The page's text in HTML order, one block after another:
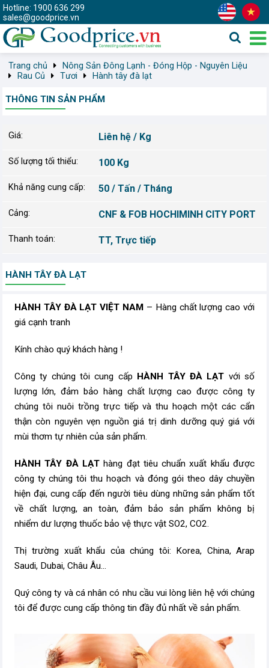
Hotline: 1900 636 299
sales@goodprice.vn
Trang chủ
Nông Sản Đông Lạnh - Đóng Hộp - Nguyên Liệu
Rau Củ
Tươi Hành tây đà lạt
THÔNG TIN SẢN PHẨM
Giá: Liên hệ / Kg
Số lượng tối thiểu: 100 Kg
Khả năng cung cấp: 50 / Tấn / Tháng
Cảng: CNF & FOB HOCHIMINH CITY PORT
Thanh toán: TT, Trực tiếp
HÀNH TÂY ĐÀ LẠT
HÀNH TÂY ĐÀ LẠT VIỆT NAM – Hàng chất lượng cao với
giá cạnh tranh
Kính chào quý khách hàng !
Công ty chúng tôi cung cấp HÀNH TÂY ĐÀ LẠT với số
lượng lớn, đảm bảo hàng chất lượng cao được công ty
chúng tôi nuôi trồng trực tiếp và thu hoạch một các cẩn
thận còn nguyên vẹn nguồn giá trị dinh dưỡng quý giá với
mùi thơm tự nhiên của sản phẩm.
HÀNH TÂY ĐÀ LẠThàng đạt tiêu chuẩn xuất khẩu được
công ty chúng tôi thu hoạch và đóng gói theo dây chuyền
hiện đại, cung cấp đến người tiêu dùng những sản phẩm tốt
về chất lượng, an toàn, đảm bảo sản phẩm không bị
nhiểm dư lượng thuốc bảo vệ thực vật SO2, CO2.
Thị trường xuất khẩu của chúng tôi: Korea, China, Arap
Saudi, Dubai, Châu Âu...
Quý công ty và cá nhân có nhu cầu vui lòng liên hệ với chúng
tôi để được cung cấp thông tin đầy đủ nhất về sản phẩm.